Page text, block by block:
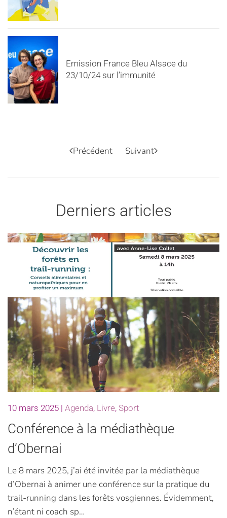
Emission France Bleu Alsace du
23/10/24 sur l’immunité
Précédent Suivant
Derniers articles
10 mars 2025 | Agenda, Livre, Sport
Conférence à la médiathèque
d’Obernai
Le 8 mars 2025, j’ai été invitée par la médiathèque
d’Obernai à animer une conférence sur la pratique du
trail-running dans les forêts vosgiennes. Évidemment,
n’étant ni coach sp…